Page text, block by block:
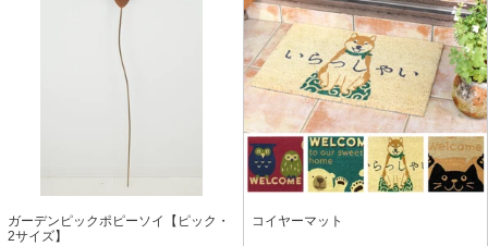
ガーデンピックポピーソイ【ピック・
2サイズ】
コイヤーマット